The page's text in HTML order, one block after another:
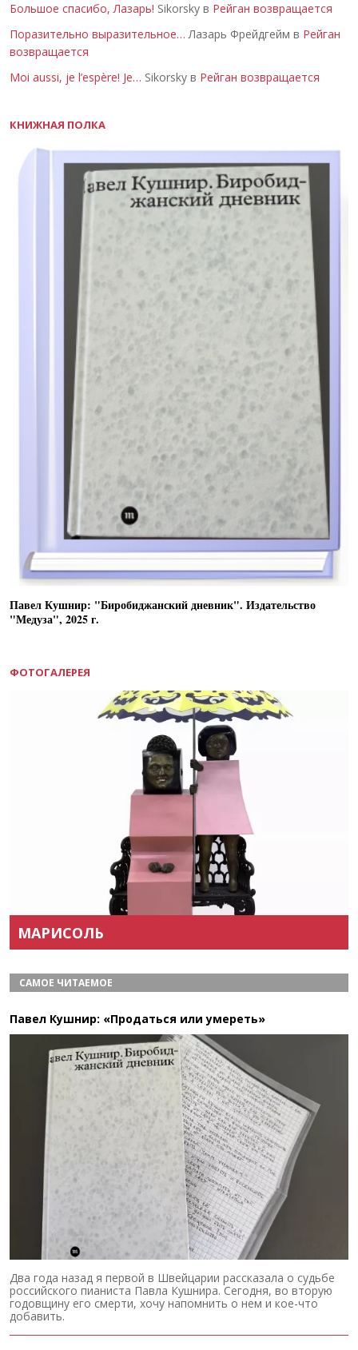
Большое спасибо, Лазарь! Sikorsky в Рейган возвращается
Поразительно выразительное… Лазарь Фрейдгейм в Рейган
возвращается
Moi aussi, je l’espère! Je… Sikorsky в Рейган возвращается
КНИЖНАЯ ПОЛКА
Павел Кушнир: "Биробиджанский дневник". Издательство
"Медуза", 2025 г.
ФОТОГАЛЕРЕЯ
МАРИСОЛЬ
САМОЕ ЧИТАЕМОЕ
Павел Кушнир: «Продаться или умереть»
Два года назад я первой в Швейцарии рассказала о судьбе
российского пианиста Павла Кушнира. Сегодня, во вторую
годовщину его смерти, хочу напомнить о нем и кое-что
добавить.